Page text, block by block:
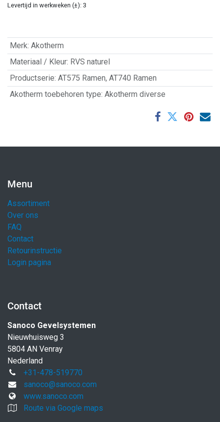
Levertijd in werkweken (±): 3
Merk: Akotherm
Materiaal / Kleur: RVS naturel
Productserie: AT575 Ramen, AT740 Ramen
Akotherm toebehoren type: Akotherm diverse
Menu
Assortiment
Over ons
FAQ
Contact
Retourinstructie
Login pagina
Contact
Sanoco Gevelsystemen
Nieuwhuisweg 3
5804 AN Venray
Nederland
+31-478-519770
sanoco@sanoco.com
www.sanoco.com
Route via Google maps